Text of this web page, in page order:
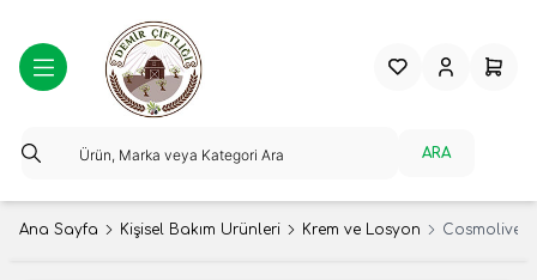
ARA
FavorilerimHesabım
Ana Sayfa Kişisel Bakım Ürünleri Krem ve Losyon Cosmolive